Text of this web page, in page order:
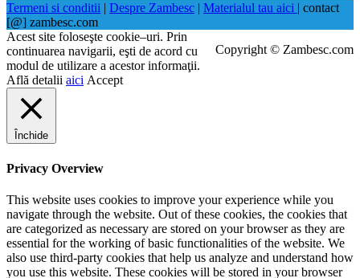
Termeni si conditii | Despre Zambesc | Materialul tau aici | contact
[@] zambesc.com
Copyright © Zambesc.com
Acest site foloseşte cookie–uri. Prin
continuarea navigarii, eşti de acord cu
modul de utilizare a acestor informaţii.
Află detalii aici Accept
Închide
Privacy Overview
This website uses cookies to improve your experience while you
navigate through the website. Out of these cookies, the cookies that
are categorized as necessary are stored on your browser as they are
essential for the working of basic functionalities of the website. We
also use third-party cookies that help us analyze and understand how
you use this website. These cookies will be stored in your browser